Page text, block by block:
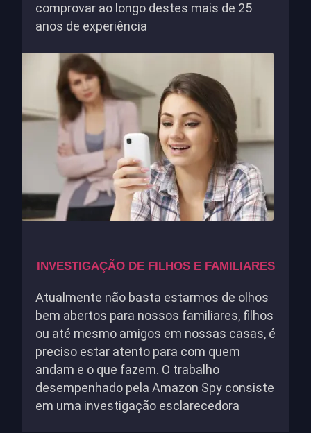
comprovar ao longo destes mais de 25
anos de experiência
INVESTIGAÇÃO DE FILHOS E FAMILIARES
Atualmente não basta estarmos de olhos
bem abertos para nossos familiares, filhos
ou até mesmo amigos em nossas casas, é
preciso estar atento para com quem
andam e o que fazem. O trabalho
desempenhado pela Amazon Spy consiste
em uma investigação esclarecedora